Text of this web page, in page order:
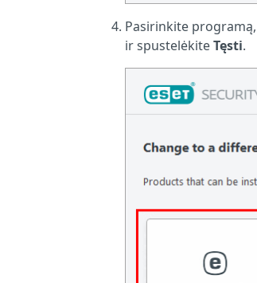
Pasirinkite
ir spustelėkiteTęsti.